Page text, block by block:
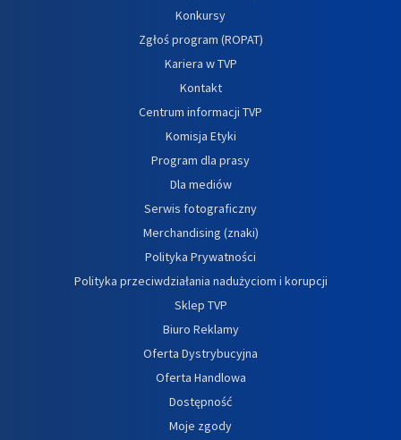
Konkursy
Zgłoś program (ROPAT)
Kariera w TVP
Kontakt
Centrum informacji TVP
Komisja Etyki
Program dla prasy
Dla mediów
Serwis fotograficzny
Merchandising (znaki)
Polityka Prywatności
Polityka przeciwdziałania nadużyciom i korupcji
Sklep TVP
Biuro Reklamy
Oferta Dystrybucyjna
Oferta Handlowa
Dostępność
Moje zgody